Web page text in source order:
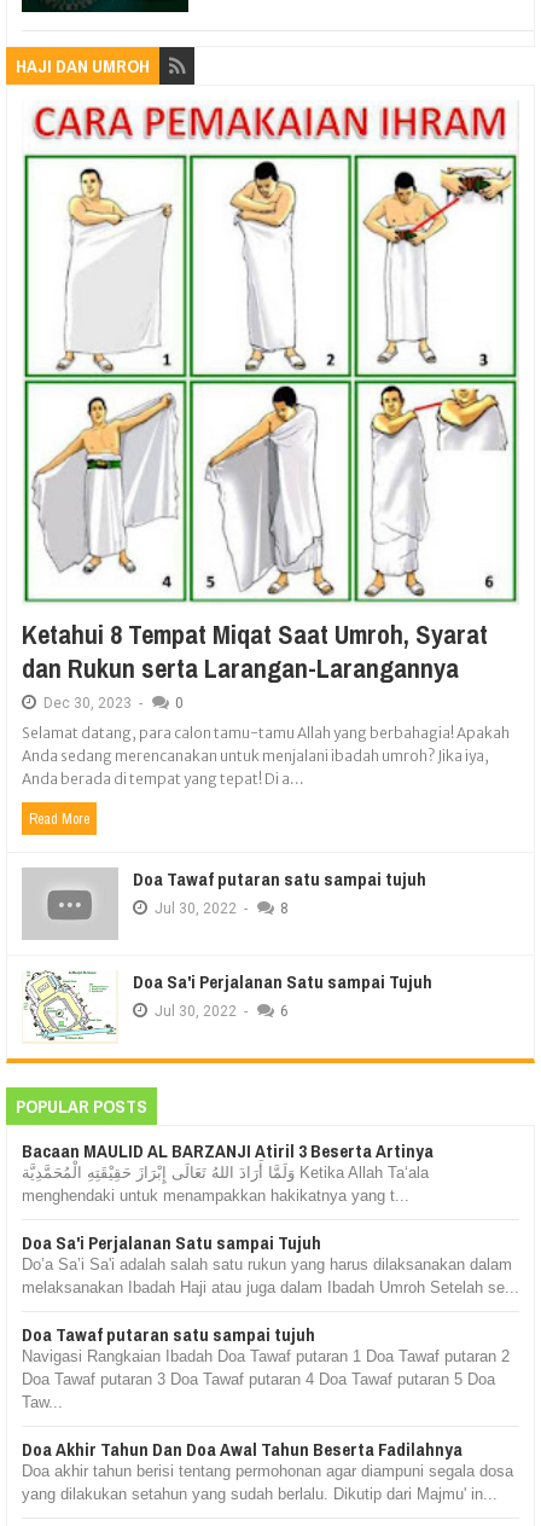
HAJI DAN UMROH
Ketahui 8 Tempat Miqat Saat Umroh, Syarat
dan Rukun serta Larangan-Larangannya
Dec 30, 2023 - 0
Selamat datang, para calon tamu-tamu Allah yang berbahagia! Apakah
Anda sedang merencanakan untuk menjalani ibadah umroh? Jika iya,
Anda berada di tempat yang tepat! Di a...
Read More
Doa Tawaf putaran satu sampai tujuh
Jul 30, 2022 - 8
Doa Sa'i Perjalanan Satu sampai Tujuh
Jul 30, 2022 - 6
POPULAR POSTS
Bacaan MAULID AL BARZANJI Atiril 3 Beserta Artinya
وَلَمَّا أَرَادَ اللهُ تَعَالَى إِبْرَازَ حَقِيْقَتِهِ الْمُحَمَّدِيَّة Ketika Allah Ta‘ala
menghendaki untuk menampakkan hakikatnya yang t...
Doa Sa'i Perjalanan Satu sampai Tujuh
Do’a Sa’i Sa'i adalah salah satu rukun yang harus dilaksanakan dalam
melaksanakan Ibadah Haji atau juga dalam Ibadah Umroh Setelah se...
Doa Tawaf putaran satu sampai tujuh
Navigasi Rangkaian Ibadah Doa Tawaf putaran 1 Doa Tawaf putaran 2
Doa Tawaf putaran 3 Doa Tawaf putaran 4 Doa Tawaf putaran 5 Doa
Taw...
Doa Akhir Tahun Dan Doa Awal Tahun Beserta Fadilahnya
Doa akhir tahun berisi tentang permohonan agar diampuni segala dosa
yang dilakukan setahun yang sudah berlalu. Dikutip dari Majmu' in...